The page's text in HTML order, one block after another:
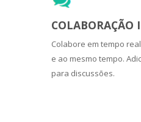
Colabore em tempo
e ao mesmo tempo.
para discussões.